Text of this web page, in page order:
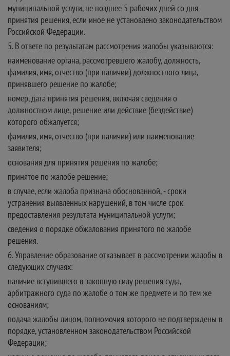
муниципальной услуги, не позднее 5 рабочих дней со дня
принятия решения, если иное не установлено законодательством
Российской Федерации.
5. В ответе по результатам рассмотрения жалобы указываются:
наименование органа, рассмотревшего жалобу, должность,
фамилия, имя, отчество (при наличии) должностного лица,
принявшего решение по жалобе;
номер, дата принятия решения, включая сведения о
должностном лице, решение или действие (бездействие)
которого обжалуется;
фамилия, имя, отчество (при наличии) или наименование
заявителя;
основания для принятия решения по жалобе;
принятое по жалобе решение;
в случае, если жалоба признана обоснованной, - сроки
устранения выявленных нарушений, в том числе срок
предоставления результата муниципальной услуги;
сведения о порядке обжалования принятого по жалобе
решения.
6. Управление образование отказывает в рассмотрении жалобы в
следующих случаях:
наличие вступившего в законную силу решения суда,
арбитражного суда по жалобе о том же предмете и по тем же
основаниям;
подача жалобы лицом, полномочия которого не подтверждены в
порядке, установленном законодательством Российской
Федерации;